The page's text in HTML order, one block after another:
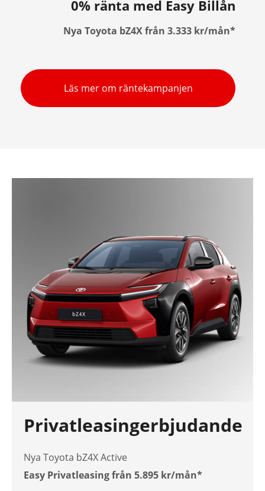
0% ränta med Easy Billån
Nya Toyota bZ4X från 3.333 kr/mån*
Läs mer om räntekampanjen
Privatleasingerbjudande
Nya Toyota bZ4X Active
Easy Privatleasing från 5.895 kr/mån*